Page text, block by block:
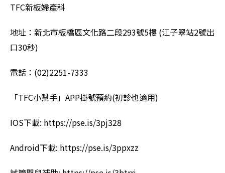
TFC新板婦產科
地址：新北市板橋區文化路二段293號5樓 (江子翠站2號出
口30秒)
電話：(02)2251-7333
「TFC小幫手」APP掛號預約(初診也適用)
IOS下載: https://pse.is/3pj328
Android下載: https://pse.is/3ppxzz